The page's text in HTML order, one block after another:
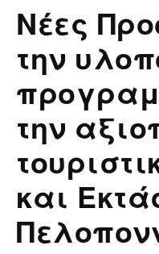
Νέες
την
την
και